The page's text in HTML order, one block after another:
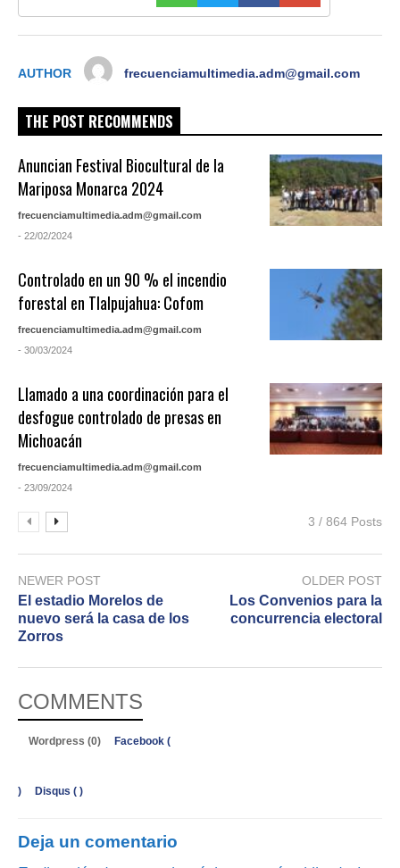
AUTHOR frecuenciamultimedia.adm@gmail.com
THE POST RECOMMENDS
Anuncian Festival Biocultural de la
Mariposa Monarca 2024
frecuenciamultimedia.adm@gmail.com
- 22/02/2024
Controlado en un 90 % el incendio
forestal en Tlalpujahua: Cofom
frecuenciamultimedia.adm@gmail.com
- 30/03/2024
Llamado a una coordinación para el
desfogue controlado de presas en
Michoacán
frecuenciamultimedia.adm@gmail.com
- 23/09/2024
3 / 864 Posts
NEWER POST
El estadio Morelos de
nuevo será la casa de los
Zorros
OLDER POST
Los Convenios para la
concurrencia electoral
COMMENTS
Wordpress (0) Facebook (
) Disqus ( )
Deja un comentario